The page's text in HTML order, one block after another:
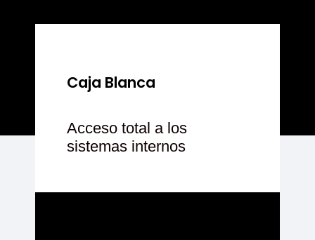
Caja Blanca
Acceso total a los
sistemas internos